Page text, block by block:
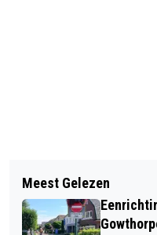
OLDTIMER
MAAKT
ALCOHOL EN/OF
ONTDEK UNIEKE
HUISDIEREN
Meest Gelezen